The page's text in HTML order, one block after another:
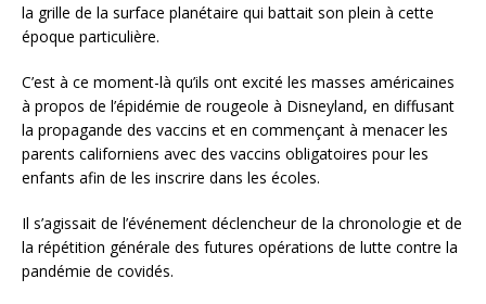
la grille de la surface planétaire qui battait son plein à cette
époque particulière.
C’est à ce moment-là qu’ils ont excité les masses américaines
à propos de l’épidémie de rougeole à Disneyland, en diffusant
la propagande des vaccins et en commençant à menacer les
parents californiens avec des vaccins obligatoires pour les
enfants afin de les inscrire dans les écoles.
Il s’agissait de l’événement déclencheur de la chronologie et de
la répétition générale des futures opérations de lutte contre la
pandémie de covidés.